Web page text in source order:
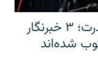
یک سالگی بازگشت طالبان به قدرت؛ ۳ خبرنگار